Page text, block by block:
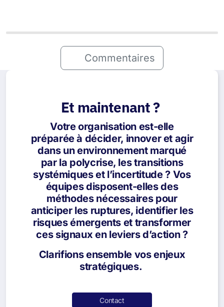
Commentaires
Et maintenant ?
Votre organisation est-elle
préparée à décider, innover et agir
dans un environnement marqué
par la polycrise, les transitions
systémiques et l’incertitude ? Vos
équipes disposent-elles des
méthodes nécessaires pour
anticiper les ruptures, identifier les
risques émergents et transformer
ces signaux en leviers d’action ?
Clarifions ensemble vos enjeux
stratégiques.
Contact